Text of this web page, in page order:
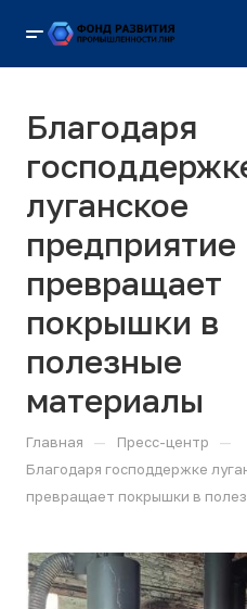
Благодаря
луганское
предприятие
превращает
покрышки в
полезные
материалы
Главная — Пресс-центр —
Благодаря господдержке
превращает покрышки в